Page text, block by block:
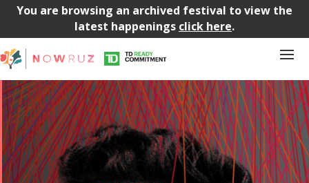
You are browsing an archived festival to view the
latest happenings click here.